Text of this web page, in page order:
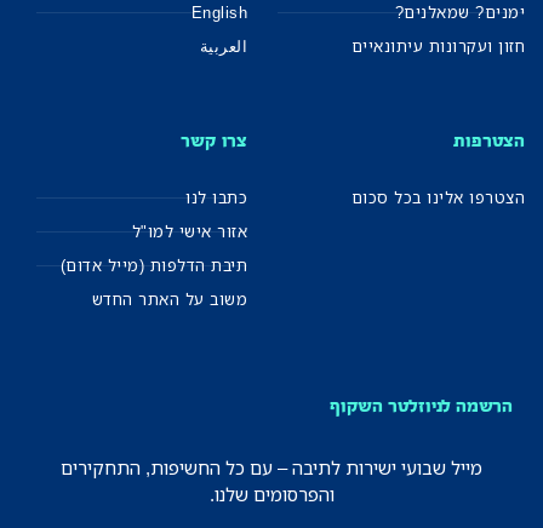
ימנים? שמאלנים?
חזון ועקרונות עיתונאיים
English
العربية
הצטרפות
הצטרפו אלינו בכל סכום
צרו קשר
כתבו לנו
אזור אישי למו"ל
תיבת הדלפות (מייל אדום)
משוב על האתר החדש
הרשמה לניוזלטר השקוף
מייל שבועי ישירות לתיבה – עם כל החשיפות, התחקירים
והפרסומים שלנו.